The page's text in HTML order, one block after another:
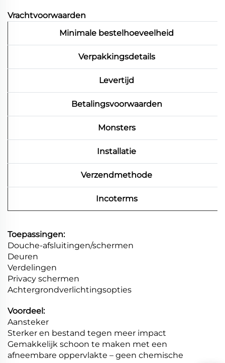
Vrachtvoorwaarden
Minimale bestelhoeveelheid
Verpakkingsdetails
Levertijd
Betalingsvoorwaarden
Monsters
Installatie
Verzendmethode
Incoterms
Toepassingen:
Douche-afsluitingen/schermen
Deuren
Verdelingen
Privacy schermen
Achtergrondverlichtingsopties
Voordeel:
Aansteker
Sterker en bestand tegen meer impact
Gemakkelijk schoon te maken met een
afneembare oppervlakte – geen chemische